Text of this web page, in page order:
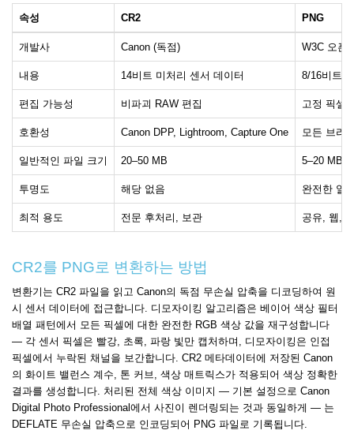
속성 CR2 PNG
개발사 Canon (독점) W3C 오픈
내용 14비트 미처리 센서 데이터 8/16비트
편집 가능성 비파괴 RAW 편집 고정 픽셀
호환성 Canon DPP, Lightroom, Capture One 모든 브라
일반적인 파일 크기 20–50 MB 5–20 MB (
투명도 해당 없음 완전한 알
최적 용도 전문 후처리, 보관 공유, 웹,
CR2를 PNG로 변환하는 방법
변환기는 CR2 파일을 읽고 Canon의 독점 무손실 압축을 디코딩하여 원
시 센서 데이터에 접근합니다. 디모자이킹 알고리즘은 베이어 색상 필터
배열 패턴에서 모든 픽셀에 대한 완전한 RGB 색상 값을 재구성합니다
— 각 센서 픽셀은 빨강, 초록, 파랑 빛만 캡처하며, 디모자이킹은 인접
픽셀에서 누락된 채널을 보간합니다. CR2 메타데이터에 저장된 Canon
의 화이트 밸런스 계수, 톤 커브, 색상 매트릭스가 적용되어 색상 정확한
결과를 생성합니다. 처리된 전체 색상 이미지 — 기본 설정으로 Canon
Digital Photo Professional에서 사진이 렌더링되는 것과 동일하게 — 는
DEFLATE 무손실 압축으로 인코딩되어 PNG 파일로 기록됩니다.